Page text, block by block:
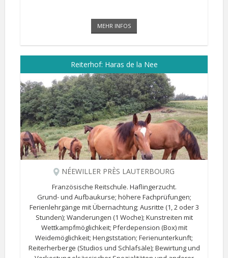
MEHR INFOS
Reiterhof: Haras de la Nee
NÉEWILLER PRÈS LAUTERBOURG
Französische Reitschule. Haflingerzucht.
Grund- und Aufbaukurse; höhere Fachprüfungen;
Ferienlehrgänge mit Übernachtung; Ausritte (1, 2 oder 3
Stunden); Wanderungen (1 Woche); Kunstreiten mit
Wettkampfmöglichkeit; Pferdepension (Box) mit
Weidemöglichkeit; Hengststation; Ferienunterkunft;
Reiterherberge (Studios und Schlafsäle); Bewirtung und